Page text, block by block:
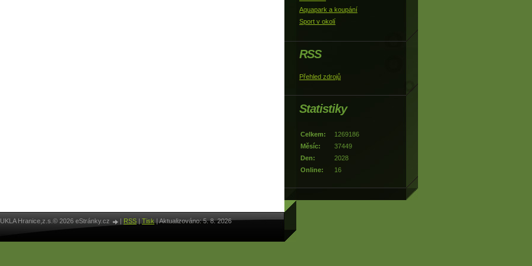
Aquapark a koupání
Sport v okolí
RSS
Přehled zdrojů
Statistiky
Online: 16
Celkem:
1269186
Měsíc:
37449
Den:
2028
Hranice,z.s.© 2026 eStránky.cz RSS Tisk Aktualizováno: 5. 8. 2026